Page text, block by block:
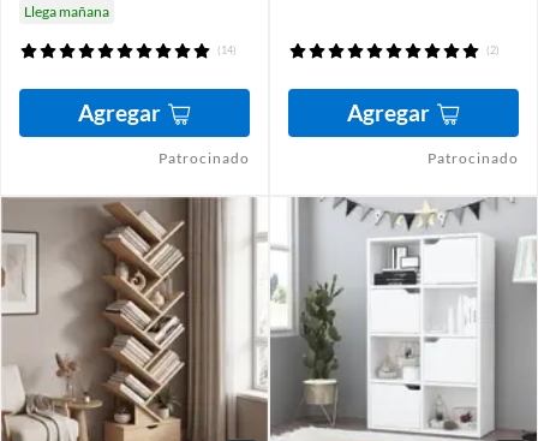
Llega mañana
(14)
Agregar
Patrocinado
(2)
Agregar
Patrocinado